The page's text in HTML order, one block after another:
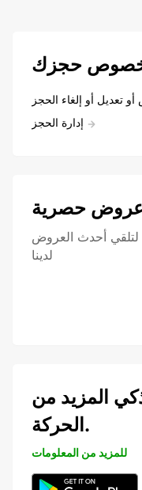
حجزك
تعديل أو إلغاء الحجز
إدارة الحجز
حصرية
لتلقي أحدث العروض
لدينا
المزيد من
الحركة.
للمزيد من المعلومات